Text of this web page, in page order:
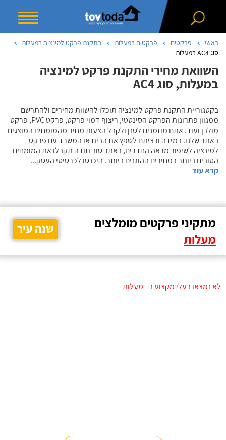
ראשי פרקטים פרקטים במעלות
התקנת פרקט למינציה במעלות
סוג AC4 במעלות
השוואת מחירי התקנת פרקט למינציה
במעלות, סוג AC4
בקטגוריית התקנת פרקט למינציה תוכלו להשוות מחירים ולהתרשם
ממגוון פתרונות הפרקט הסינטטי, ריצוף דמוי פרקט, פרקט PVC, פרקט
מולבן ועוד. אתם מוזמנים לסנן ולקבל הצעות מחיר מהמומחים המוצגים
באתר שלנו. במידה ורציתם לשפץ את הבית או המשרד עם פרקט
למינציה לשיפור מראה החדרים, באתר טוב תודה תקבלו את המומחים
הטובים ביותר במחירים ההוגנים ביותר. היכנסו לכרטיסי העסק...
קרא עוד
מתקיני פרקטים מומלצים
מעלות
שנה עיר
לא נמצאו בעלי מקצוע ב - מעלות